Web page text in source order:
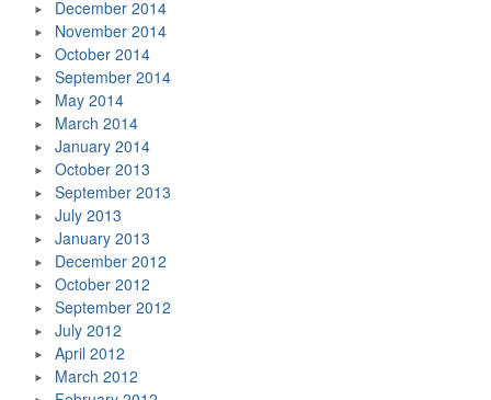
December 2014
November 2014
October 2014
September 2014
May 2014
March 2014
January 2014
October 2013
September 2013
July 2013
January 2013
December 2012
October 2012
September 2012
July 2012
April 2012
March 2012